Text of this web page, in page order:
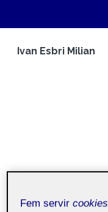
Ivan Esbri Milian
Fem servircookies